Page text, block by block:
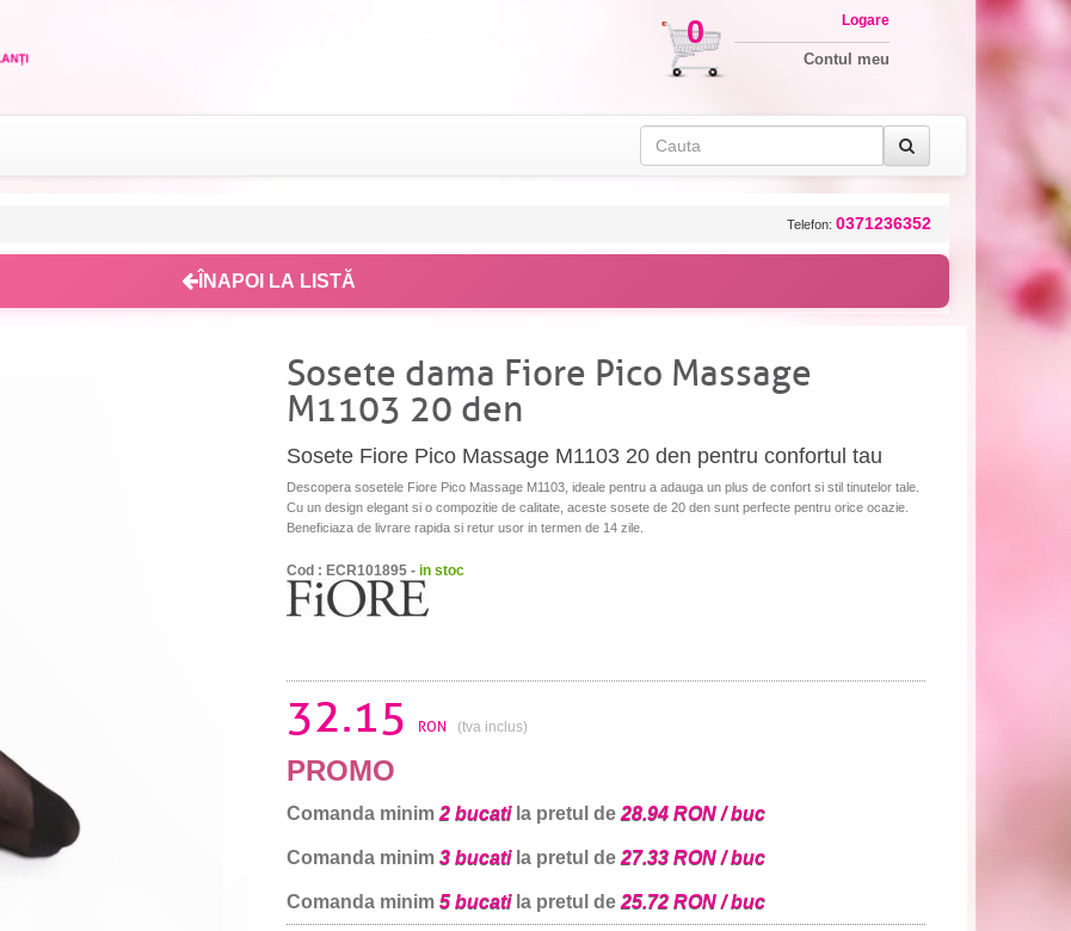
0 Logare
Contul meu
Telefon: 0371236352
ÎNAPOI LA LISTĂ
Sosete dama Fiore Pico Massage
M1103 20 den
Sosete Fiore Pico Massage M1103 20 den pentru confortul tau
Descopera sosetele Fiore Pico Massage M1103, ideale pentru a adauga un plus de confort si stil tinutelor tale.
Cu un design elegant si o compozitie de calitate, aceste sosete de 20 den sunt perfecte pentru orice ocazie.
Beneficiaza de livrare rapida si retur usor in termen de 14 zile.
Cod : ECR101895 - in stoc
32.15 RON (tva inclus)
PROMO
Comanda minim 2 bucatila pretul de 28.94 RON / buc
Comanda minim 3 bucatila pretul de 27.33 RON / buc
Comanda minim 5 bucatila pretul de 25.72 RON / buc